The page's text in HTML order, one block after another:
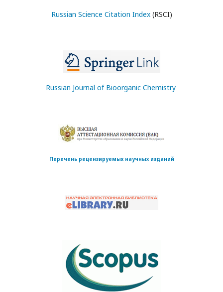
Russian Science Citation Index(RSCI)
Russian Journal of Bioorganic Chemistry
Перечень рецензируемых научных изданий